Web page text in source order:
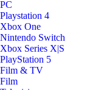
PC
Playstation 4
Xbox One
Nintendo Switch
Xbox Series X|S
PlayStation 5
Film & TV
Film